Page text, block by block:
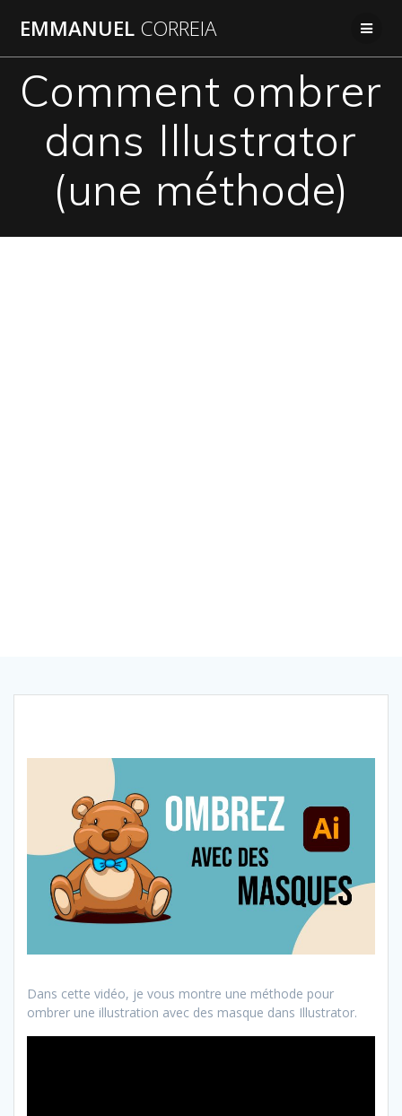
au
EMMANUEL CORREIA
Comment ombrer
dans Illustrator
(une méthode)
Dans cette vidéo, je vous montre une méthode pour
ombrer une illustration avec des masque dans Illustrator.